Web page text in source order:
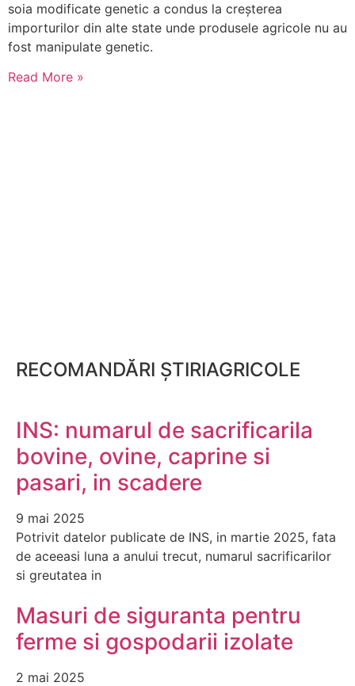
soia modificate genetic a condus la creșterea
importurilor din alte state unde produsele agricole nu au
fost manipulate genetic.
Read More »
RECOMANDĂRI ȘTIRIAGRICOLE
INS: numarul de sacrificarila
bovine, ovine, caprine si
pasari, in scadere
9 mai 2025
Potrivit datelor publicate de INS, in martie 2025, fata
de aceeasi luna a anului trecut, numarul sacrificarilor
si greutatea in
Masuri de siguranta pentru
ferme si gospodarii izolate
2 mai 2025